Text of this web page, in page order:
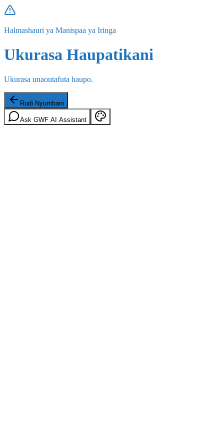
Halmashauri ya Manispaa ya Iringa
Ukurasa Haupatikani
Ukurasa unaoutafuta haupo.
Rudi Nyumbani
Ask GWF AI Assistant